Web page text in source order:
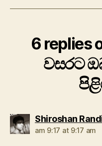
6 replies
වසරට
Shiroshan
am 9:17 at 9:17 am